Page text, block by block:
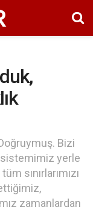
Bizi
sistemimiz yerle
sınırlarımızı
zamanlardan